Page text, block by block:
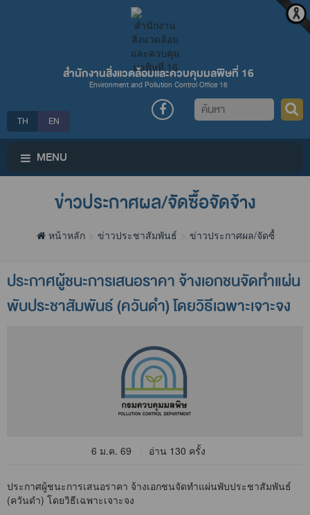
สำนักงานสิ่งแวดล้อมและควบคุมมลพิษที่ 16
Environment and Pollution Control Office 16
TH EN
ค้นหา
MENU
ข่าวประกาศผล/จัดซื้อจัดจ้าง
หน้าหลัก ข่าวประชาสัมพันธ์ ข่าวประกาศผล/จัดซื้อจัดจ้าง
ประกาศผู้ชนะการเสนอราคา จ้างเอกชนจัดทำแผ่น
พับประชาสัมพันธ์ (ควันดำ) โดยวิธีเฉพาะเจาะจง
6 ม.ค. 69 อ่าน 130 ครั้ง
ประกาศผู้ชนะการเสนอราคา จ้างเอกชนจัดทำแผ่นพับประชาสัมพันธ์
(ควันดำ) โดยวิธีเฉพาะเจาะจง